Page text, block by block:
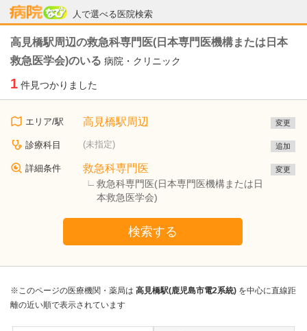
人で選べる医院検索
病院なび
高見橋駅周辺の救急科専門医(日本専門医機構または日本
救急医学会)のいる 病院・クリニック
1 件見つかりました
エリア/駅 高見橋駅周辺 変更
診療科目 (未指定) 追加
詳細条件 救急科専門医
救急科専門医(日本専門医機構または日
本救急医学会)
変更
検索する
※このページの医療機関・薬局は 高見橋駅(鹿児島市電2系統) を中心に直線距
離の近い順で表示されています